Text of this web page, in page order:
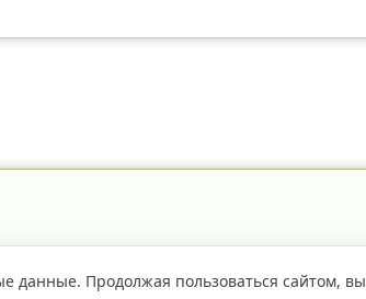
данные. Продолжая пользоваться сайтом, вы